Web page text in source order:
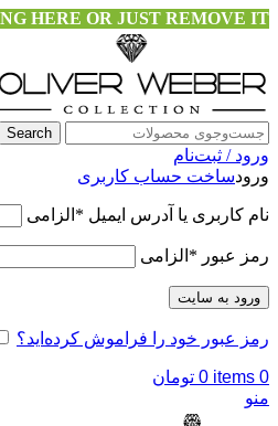
HERE OR JUST REMOVE IT…
Search
ورود / ثبت‌نام
ورودساخت حساب کاربری
نام کاربری یا آدرس ایمیل * الزامی
رمز عبور * الزامی
ورود به سایت
رمز عبور خود را فراموش کرده‌اید؟
0
items
0 تومان
منو